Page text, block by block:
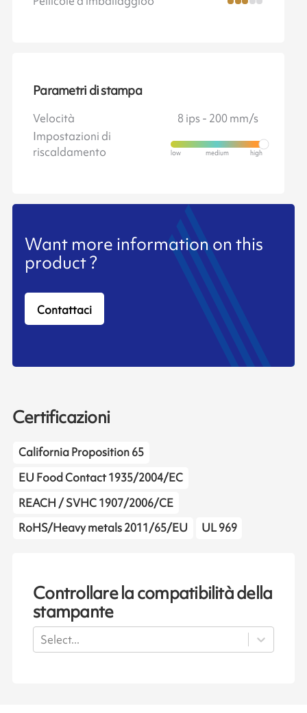
Parametri di stampa
Velocità
8 ips - 200 mm/s
Impostazioni di
riscaldamento
Want more information on this
product ?
Contattaci
Certificazioni
California Proposition 65
EU Food Contact 1935/2004/EC
REACH / SVHC 1907/2006/CE
RoHS/Heavy metals 2011/65/EU
UL 969
Controllare la compatibilità della
stampante
Select...